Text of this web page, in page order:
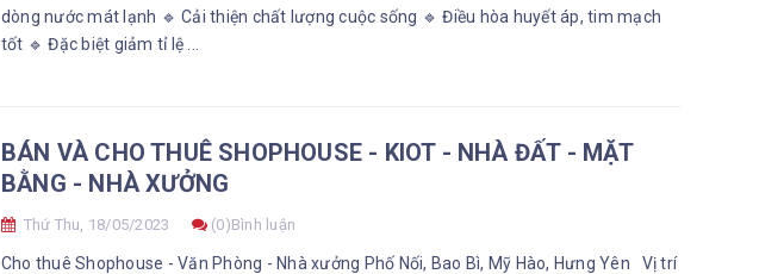
dòng nước mát lạnh 🔹 Cải thiện chất lượng cuộc sống 🔹 Điều hòa huyết áp, tim mạch
tốt 🔹 Đặc biệt giảm tỉ lệ ...
BÁN VÀ CHO THUÊ SHOPHOUSE - KIOT - NHÀ ĐẤT - MẶT
BẰNG - NHÀ XƯỞNG
Thứ Thu, 18/05/2023 (0)Bình luận
Cho thuê Shophouse - Văn Phòng - Nhà xưởng Phố Nối, Bao Bì, Mỹ Hào, Hưng Yên Vị trí